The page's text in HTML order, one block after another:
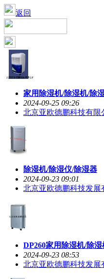
返回
家用除湿机/除湿机/除
2024-09-25 09:26
北京亚欧德鹏科技有限
除湿机/除湿仪/除湿器
2024-09-23 09:01
北京亚欧德鹏科技发展
DP260家用除湿机/除
2024-09-23 08:53
北京亚欧德鹏科技发展